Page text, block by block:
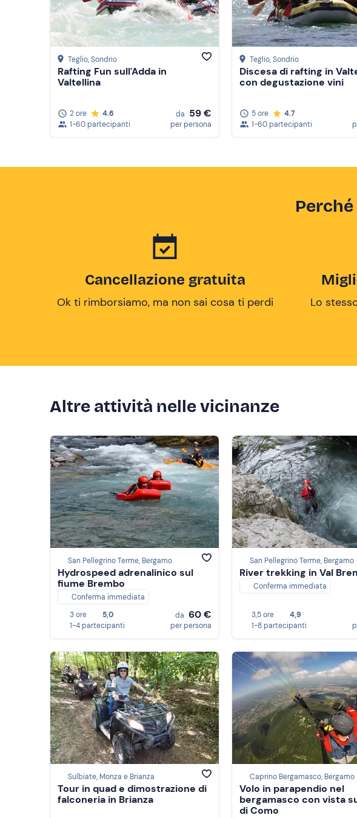
Teglio, Sondrio
Rafting Fun sull'Adda in
Valtellina
2 ore
4.6
1-60 partecipanti
da 59 €
per persona
Teglio, Sondrio
Discesa di rafting in
con degustazione vini
5 ore
4.7
1-60 partecipanti
Cancellazione gratuita
Ok ti rimborsiamo, ma non sai cosa ti perdi
Lo
Altre attività nelle vicinanze
San Pellegrino Terme, Bergamo
Hydrospeed adrenalinico sul
fiume Brembo
Conferma immediata
3 ore
5,0
1-4 partecipanti
da 60 €
per persona
San Pellegrino Terme, Bergamo
River trekking in Val
Conferma immediata
3,5 ore
4,9
1-8 partecipanti
Sulbiate, Monza e Brianza
Tour in quad e dimostrazione di
falconeria in Brianza
Caprino Bergamasco, Bergamo
Volo in parapendio nel
bergamasco con vista
di Como